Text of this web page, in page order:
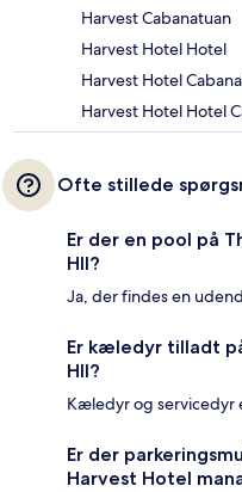
Harvest Cabanatuan
Harvest Hotel Hotel
Harvest Hotel
Harvest Hotel Hotel
Ofte stillede
Er der en pool på
HII?
Ja, der findes en
Er kæledyr tilladt
HII?
Kæledyr og servicedyr
Er der
Harvest Hotel